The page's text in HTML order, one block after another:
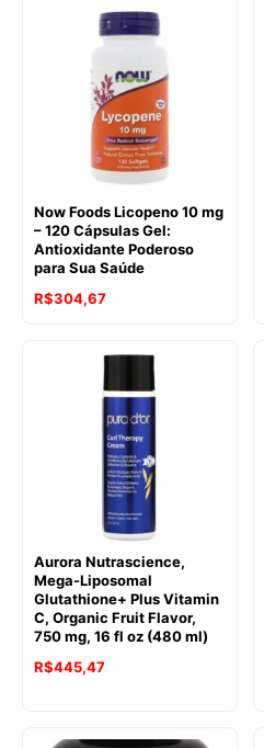
Now Foods Licopeno 10 mg
– 120 Cápsulas Gel:
Antioxidante Poderoso
para Sua Saúde
R$304,67
Aurora Nutrascience,
Mega-Liposomal
Glutathione+ Plus Vitamin
C, Organic Fruit Flavor,
750 mg, 16 fl oz (480 ml)
R$445,47